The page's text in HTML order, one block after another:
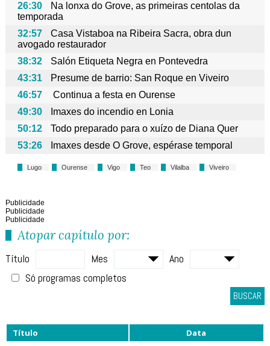
26:30
Na lonxa do Grove, as primeiras centolas da
temporada
32:57
Casa Vistaboa na Ribeira Sacra, obra dun
avogado restaurador
38:32
Salón Etiqueta Negra en Pontevedra
43:31
Presume de barrio: San Roque en Viveiro
46:57
Continua a festa en Ourense
49:30
Imaxes do incendio en Lonia
50:12
Todo preparado para o xuízo de Diana Quer
53:26
Imaxes desde O Grove, espérase temporal
Lugo Ourense Vigo Teo Vilalba Viveiro
Publicidade
Publicidade
Publicidade
Atopar capítulo por:
Título Mes
Ano
Só programas completos
BUSCAR
Título Data